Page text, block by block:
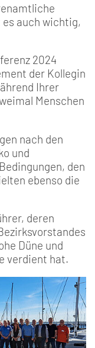
auch wichtig,
2024
der Kollegin
Ihrer
Menschen
nach den
und
den
ebenso die
deren
Düne und
verdient hat.